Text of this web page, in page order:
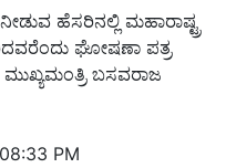
ಹೆಸರಿನಲ್ಲಿ ಮಹಾರಾಷ್ಟ್ರ
ಘೋಷಣಾ ಪತ್ರ
ಬಸವರಾಜ
PM